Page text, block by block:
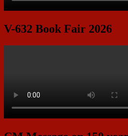
V-632 Book Fair 2026